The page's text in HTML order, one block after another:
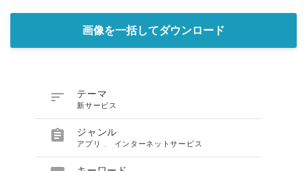
画像を一括してダウンロード
 テーマ
新サービス
 ジャンル
アプリ インターネットサービス